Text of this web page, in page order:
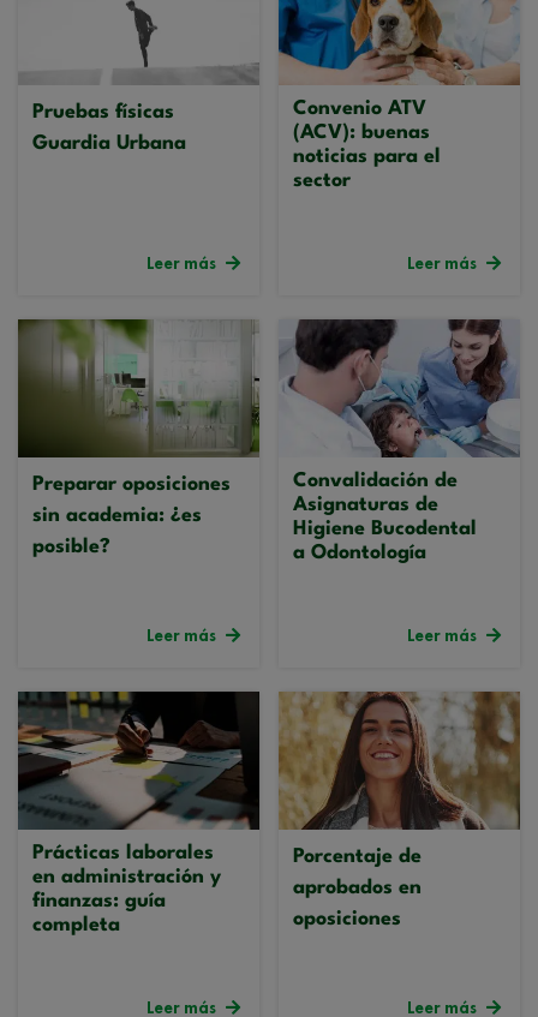
Pruebas físicas
Guardia Urbana
Leer más
Convenio ATV
(ACV): buenas
noticias para el
sector
Leer más
Preparar oposiciones
sin academia: ¿es
posible?
Leer más
Convalidación de
Asignaturas de
Higiene Bucodental
a Odontología
Leer más
Prácticas laborales
en administración y
finanzas: guía
completa
Leer más
Porcentaje de
aprobados en
oposiciones
Leer más